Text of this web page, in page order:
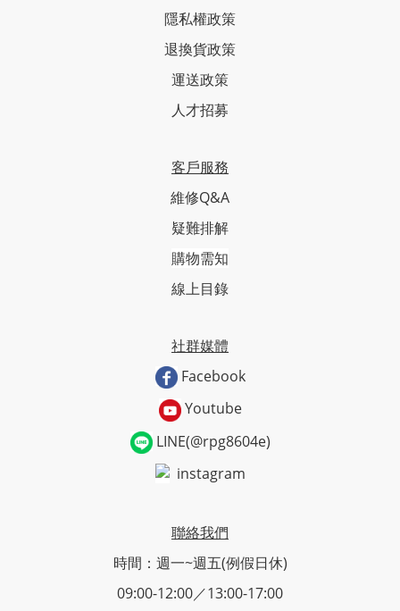
隱私權政策
退換貨政策
運送政策
人才招募
客戶服務
維修Q&A
疑難排解
購物需知
線上目錄
社群媒體
Facebook
Youtube
LINE(@rpg8604e)
instagram
聯絡我們
時間：週一~週五(例假日休)
09:00-12:00／13:00-17:00